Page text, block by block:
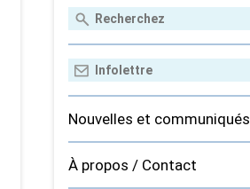
Nouvelles et communiqués
À propos / Contact